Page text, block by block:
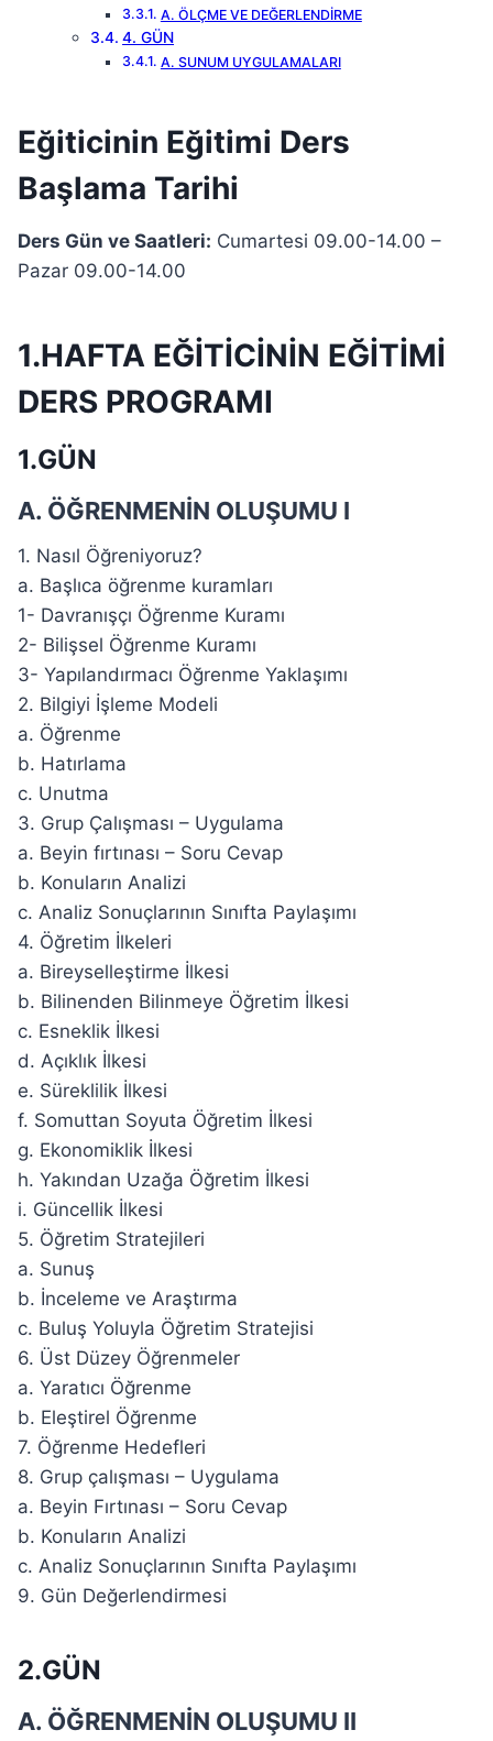
A. ÖLÇME VE DEĞERLENDİRME
4. GÜN
A. SUNUM UYGULAMALARI
Eğiticinin Eğitimi Ders
Başlama Tarihi
Ders Gün ve Saatleri: Cumartesi 09.00-14.00 –
Pazar 09.00-14.00
1.HAFTA EĞİTİCİNİN EĞİTİMİ
DERS PROGRAMI
1.GÜN
A. ÖĞRENMENİN OLUŞUMU I
1. Nasıl Öğreniyoruz?
a. Başlıca öğrenme kuramları
1- Davranışçı Öğrenme Kuramı
2- Bilişsel Öğrenme Kuramı
3- Yapılandırmacı Öğrenme Yaklaşımı
2. Bilgiyi İşleme Modeli
a. Öğrenme
b. Hatırlama
c. Unutma
3. Grup Çalışması – Uygulama
a. Beyin fırtınası – Soru Cevap
b. Konuların Analizi
c. Analiz Sonuçlarının Sınıfta Paylaşımı
4. Öğretim İlkeleri
a. Bireyselleştirme İlkesi
b. Bilinenden Bilinmeye Öğretim İlkesi
c. Esneklik İlkesi
d. Açıklık İlkesi
e. Süreklilik İlkesi
f. Somuttan Soyuta Öğretim İlkesi
g. Ekonomiklik İlkesi
h. Yakından Uzağa Öğretim İlkesi
i. Güncellik İlkesi
5. Öğretim Stratejileri
a. Sunuş
b. İnceleme ve Araştırma
c. Buluş Yoluyla Öğretim Stratejisi
6. Üst Düzey Öğrenmeler
a. Yaratıcı Öğrenme
b. Eleştirel Öğrenme
7. Öğrenme Hedefleri
8. Grup çalışması – Uygulama
a. Beyin Fırtınası – Soru Cevap
b. Konuların Analizi
c. Analiz Sonuçlarının Sınıfta Paylaşımı
9. Gün Değerlendirmesi
2.GÜN
A. ÖĞRENMENİN OLUŞUMU II